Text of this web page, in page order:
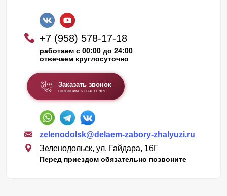
+7 (958) 578-17-18
работаем с 00:00 до 24:00
отвечаем круглосуточно
Заказать звонок
позвоним за наш счет
zelenodolsk@delaem-zabory-zhalyuzi.ru
Зеленодольск, ул. Гайдара, 16Г
Перед приездом обязательно позвоните